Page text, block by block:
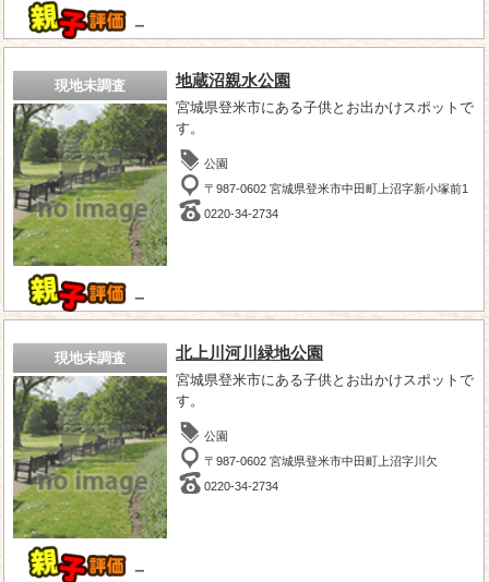
－
現地未調査
－
地蔵沼親水公園
宮城県登米市にある子供とお出かけスポットで
す。
公園
〒987-0602 宮城県登米市中田町上沼字新小塚前1
0220-34-2734
現地未調査
－
北上川河川緑地公園
宮城県登米市にある子供とお出かけスポットで
す。
公園
〒987-0602 宮城県登米市中田町上沼字川欠
0220-34-2734